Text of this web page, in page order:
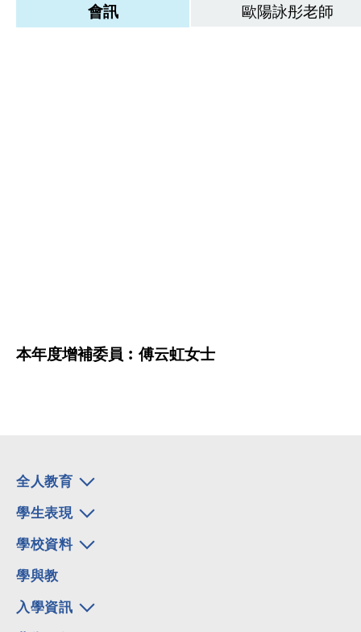
會訊
歐陽詠彤老師
本年度增補委員︰傅云虹女士
全人教育
學生表現
學校資料
學與教
入學資訊